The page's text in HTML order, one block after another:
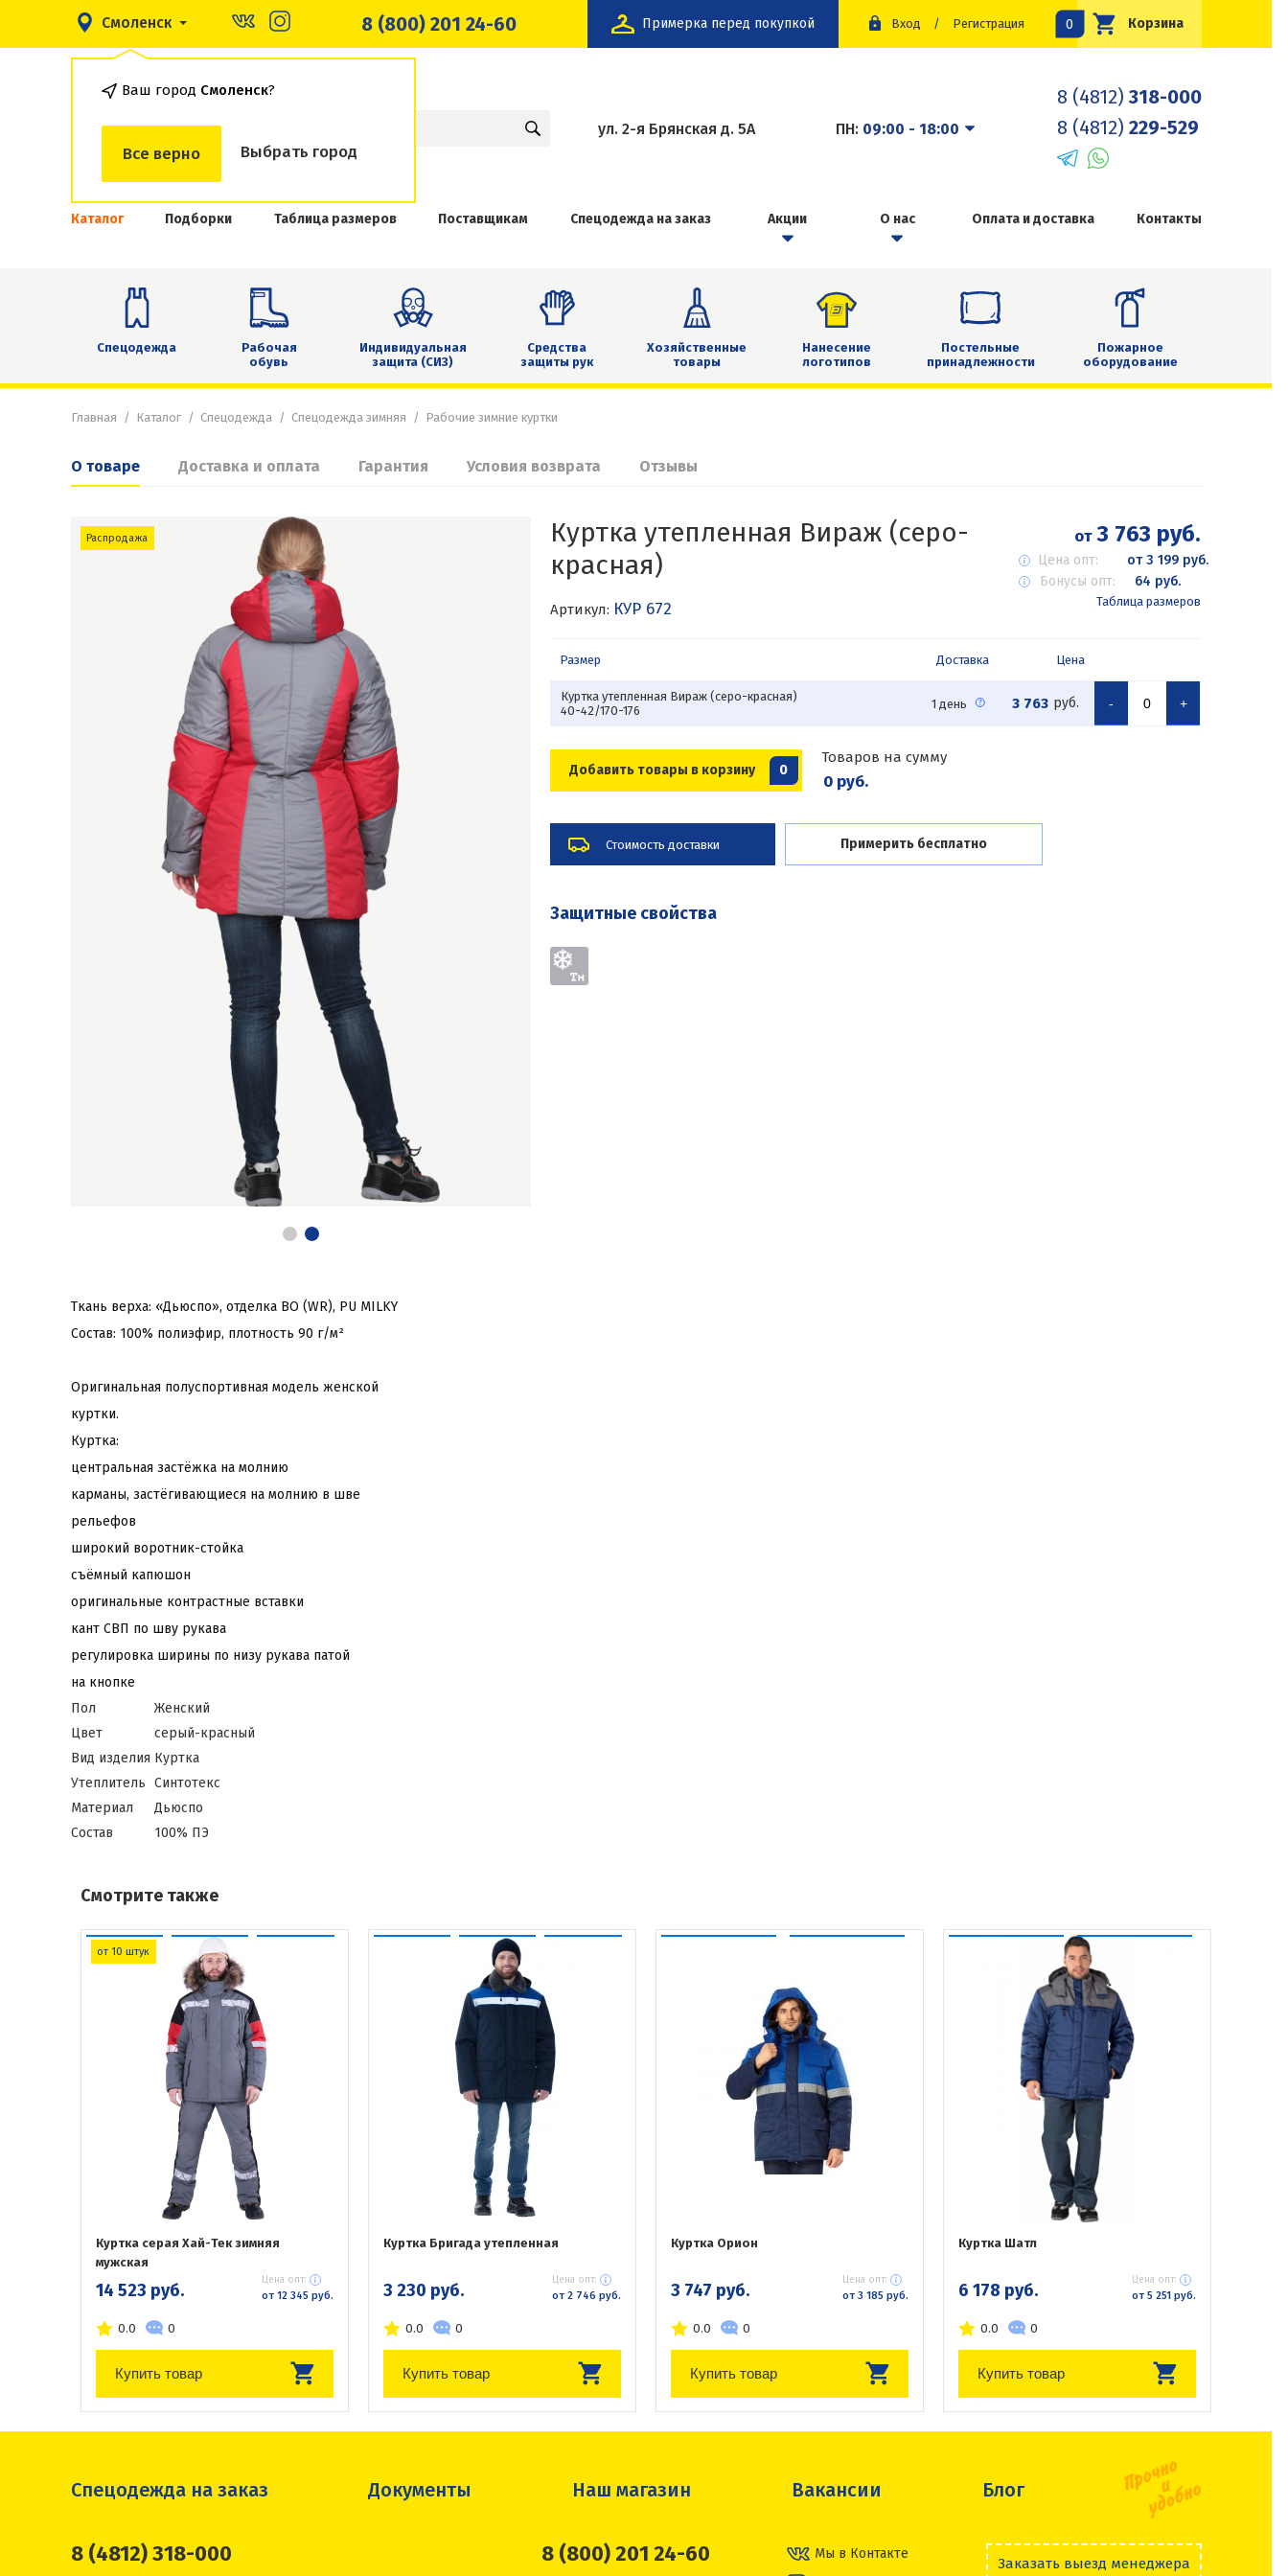
Смоленск
Ваш город Смоленск?
Все верно Выбрать город
8 (800) 201 24-60 Примерка перед покупкой Вход / Регистрация Корзина
0
ул. 2-я Брянская д. 5А ПН: 09:00 - 18:00
8 (4812) 318-000
8 (4812) 229-529
Каталог Подборки Таблица размеров Поставщикам Спецодежда на заказ Акции О нас Оплата и доставка Контакты
Спецодежда
Рабочая
обувь
Индивидуальная
защита (СИЗ)
Средства
защиты рук
Хозяйственные
товары
Нанесение
логотипов
Постельные
принадлежности
Пожарное
оборудование
Главная Каталог Спецодежда Спецодежда зимняя Рабочие зимние куртки
О товаре Доставка и оплата Гарантия Условия возврата Отзывы
Распродажа
Куртка утепленная Вираж (серо-
красная)
Артикул: КУР 672
от3 763 руб.
Цена опт:
от 3 199 руб.
Бонусы опт:
64 руб.
Таблица размеров
Размер Доставка Цена
Куртка утепленная Вираж (серо-красная)
40-42/170-176
1 день 3 763 руб. - +
Добавить товары в корзину 0
Товаров на сумму
0 руб.
Стоимость доставки Примерить бесплатно
Защитные свойства
Ткань верха: «Дьюспо», отделка ВО (WR), PU MILKY
Состав: 100% полиэфир, плотность 90 г/м²
Оригинальная полуспортивная модель женской
куртки.
Куртка:
центральная застёжка на молнию
карманы, застёгивающиеся на молнию в шве
рельефов
широкий воротник-стойка
съёмный капюшон
оригинальные контрастные вставки
кант СВП по шву рукава
регулировка ширины по низу рукава патой
на кнопке
Пол
Женский
Цвет
серый-красный
Вид изделия Куртка
Утеплитель Синтотекс
Материал
Дьюспо
Состав
100% ПЭ
Смотрите также
от 10 штук
Куртка серая Хай-Тек зимняя
мужская
14 523 руб. Цена опт:
от 12 345 руб.
0.0 0
Купить товар
Куртка Бригада утепленная
3 230 руб. Цена опт:
от 2 746 руб.
0.0 0
Купить товар
Куртка Орион
3 747 руб. Цена опт:
от 3 185 руб.
0.0 0
Купить товар
Куртка Шатл
6 178 руб. Цена опт:
от 5 251 руб.
0.0 0
Купить товар
Спецодежда на заказ Документы Наш магазин Вакансии Блог
8 (4812) 318-000 8 (800) 201 24-60
Мы в Контакте
Заказать выезд менеджера